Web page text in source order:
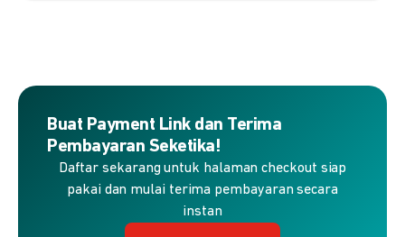
Buat Payment Link dan Terima
Pembayaran Seketika!
Daftar sekarang untuk halaman checkout siap
pakai dan mulai terima pembayaran secara
instan